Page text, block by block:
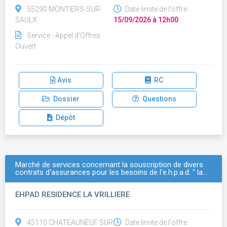
55290 MONTIERS-SUR-
SAULX
Service - Appel d'Offres
Ouvert
Date limite de l'offre :
15/09/2026 à 12h00
Avis RC
Dossier Questions
Dépôt
Marché de services concernant la souscription de divers
contrats d'assurances pour les besoins de l'e.h.p.a.d. " la…
EHPAD RESIDENCE LA VRILLIERE
45110 CHATEAUNEUF SUR
Date limite de l'offre :